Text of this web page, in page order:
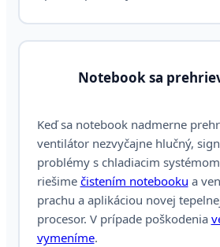
Notebook sa
Keď sa notebook nadmerne
ventilátor nezvyčajne hlučný,
problémy s chladiacim
riešime čistením notebooku a
prachu a aplikáciou novej
procesor. V prípade poškodenia
vymeníme.